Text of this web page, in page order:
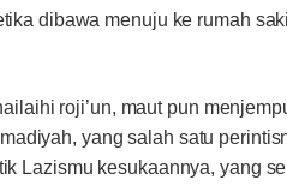
dibawa menuju ke rumah
roji’un, maut pun
yang salah satu
Lazismu kesukaannya, yang